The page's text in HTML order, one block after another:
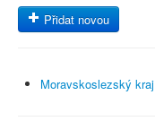
Přidat novou
Moravskoslezský kraj